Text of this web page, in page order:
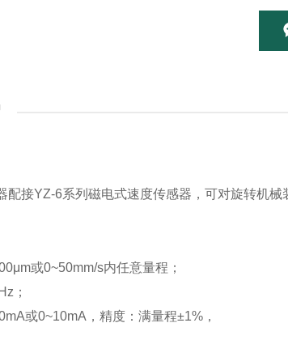
配接YZ-6系列磁电式速度传感器，可对旋转机械
或0~50mm/s内任意量程；
；
或0~10mA，精度：满量程±1%，